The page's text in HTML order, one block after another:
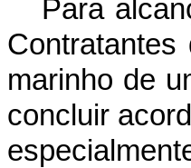
Para
marinho de
concluir